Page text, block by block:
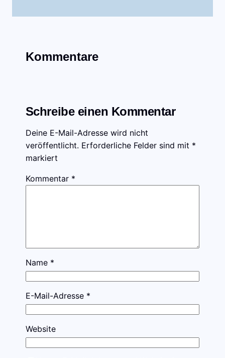
Kommentare
Schreibe einen Kommentar
Deine E-Mail-Adresse wird nicht
veröffentlicht. Erforderliche Felder sind mit *
markiert
Kommentar *
Name *
E-Mail-Adresse *
Website